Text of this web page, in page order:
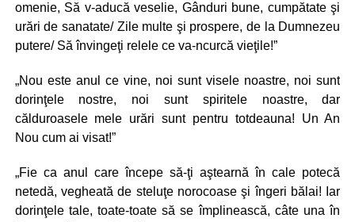
omenie, Să v-aducă veselie, Gânduri bune, cumpătate şi
urări de sanatate/ Zile multe şi prospere, de la Dumnezeu
putere/ Să învingeţi relele ce va-ncurcă vieţile!”
„Nou este anul ce vine, noi sunt visele noastre, noi sunt
dorinţele nostre, noi sunt spiritele noastre, dar
călduroasele mele urări sunt pentru totdeauna! Un An
Nou cum ai visat!”
„Fie ca anul care începe să-ţi aştearnă în cale potecă
netedă, vegheată de steluţe norocoase şi îngeri bălai! Iar
dorinţele tale, toate-toate să se împlinească, câte una în